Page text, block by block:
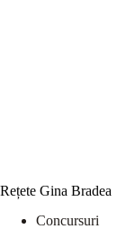
Rețete Gina Bradea
Concursuri